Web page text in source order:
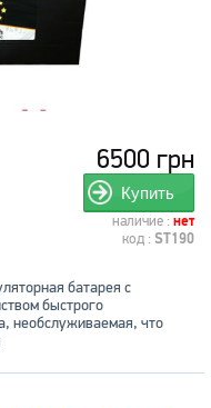
6500 грн
Купить
наличие : нет
код : ST190
батарея с
быстрого
необслуживаемая, что